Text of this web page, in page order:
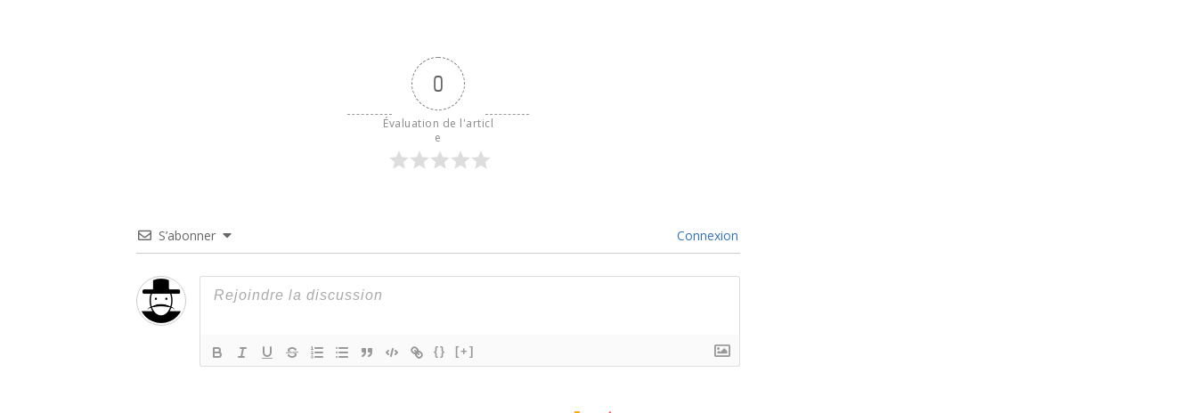
0
Évaluation de l'articl
e
S’abonner Connexion
{} [+]